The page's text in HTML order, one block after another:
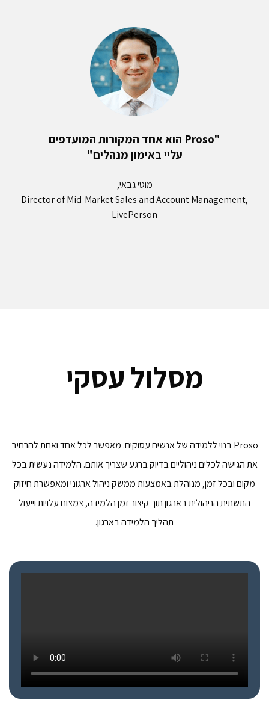
"Proso הוא אחד המקורות המועדפים
עליי באימון מנהלים"
מוטי גבאי,
Director of Mid-Market Sales and Account Management,
LivePerson
מסלול עסקי
Proso בנוי ללמידה של אנשים עסוקים. מאפשר לכל אחד ואחת להרחיב
את הגישה לכלים ניהוליים בדיוק ברגע שצריך אותם. הלמידה נעשית בכל
מקום ובכל זמן, מנוהלת באמצעות ממשק ניהול ארגוני ומאפשרת חיזוק
התשתית הניהולית בארגון תוך קיצור זמן הלמידה, צמצום עלויות וייעול
תהליך הלמידה בארגון.